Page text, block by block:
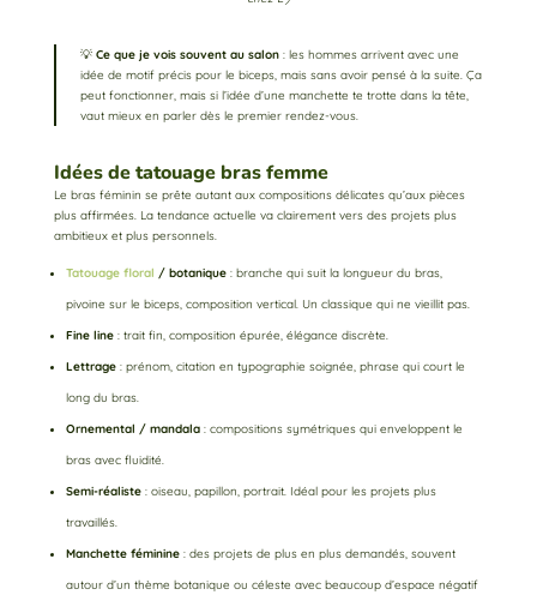
💡 Ce que je vois souvent au salon: les hommes arrivent avec une
idée de motif précis pour le biceps, mais sans avoir pensé à la suite. Ça
peut fonctionner, mais si l’idée d’une manchette te trotte dans la tête,
vaut mieux en parler dès le premier rendez-vous.
Idées de tatouage bras femme
Le bras féminin se prête autant aux compositions délicates qu’aux pièces
plus affirmées. La tendance actuelle va clairement vers des projets plus
ambitieux et plus personnels.
Tatouage floral / botanique: branche qui suit la longueur du bras,
pivoine sur le biceps, composition vertical. Un classique qui ne vieillit pas.
Fine line: trait fin, composition épurée, élégance discrète.
Lettrage: prénom, citation en typographie soignée, phrase qui court le
long du bras.
Ornemental / mandala: compositions symétriques qui enveloppent le
bras avec fluidité.
Semi-réaliste: oiseau, papillon, portrait. Idéal pour les projets plus
travaillés.
Manchette féminine: des projets de plus en plus demandés, souvent
autour d’un thème botanique ou céleste avec beaucoup d’espace négatif